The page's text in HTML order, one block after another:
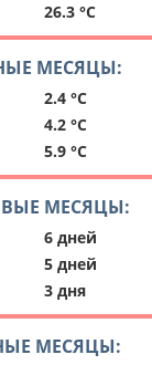
26.3 °C
МЕСЯЦЫ:
2.4 °C
4.2 °C
5.9 °C
МЕСЯЦЫ:
6 дней
5 дней
3 дня
МЕСЯЦЫ: